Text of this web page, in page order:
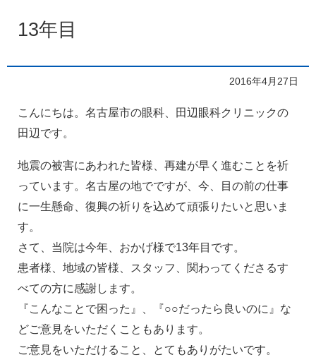
13年目
2016年4月27日
こんにちは。名古屋市の眼科、田辺眼科クリニックの
田辺です。
地震の被害にあわれた皆様、再建が早く進むことを祈
っています。名古屋の地でですが、今、目の前の仕事
に一生懸命、復興の祈りを込めて頑張りたいと思いま
す。
さて、当院は今年、おかげ様で13年目です。
患者様、地域の皆様、スタッフ、関わってくださるす
べての方に感謝します。
『こんなことで困った』、『○○だったら良いのに』な
どご意見をいただくこともあります。
ご意見をいただけること、とてもありがたいです。